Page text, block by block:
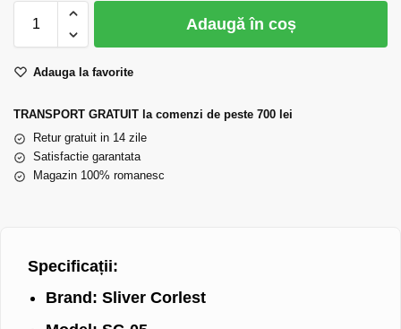
Adaugă în coș
Adauga la favorite
TRANSPORT GRATUIT la comenzi de peste 700 lei
Retur gratuit in 14 zile
Satisfactie garantata
Magazin 100% romanesc
Specificații:
Brand: Sliver Corlest